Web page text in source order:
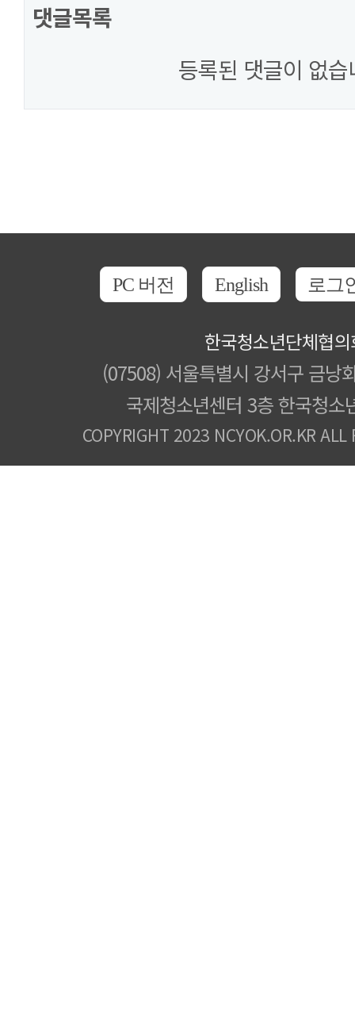
댓글목록
등록된 댓글이 없습
PC 버전 English 로그
한국청소년단체협
(07508) 서울특별시 강서구 금낭
국제청소년센터 3층 한국청소
COPYRIGHT 2023 NCYOK.OR.KR ALL